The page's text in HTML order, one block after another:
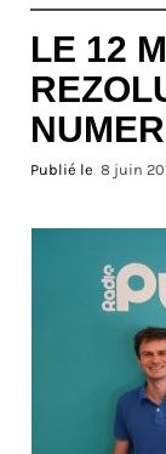
LE 12
Publié le 8 juin